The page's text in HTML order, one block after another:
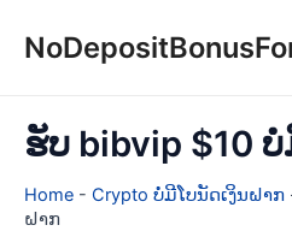
ຮັບ bibvip $10
Home - Crypto ບໍ່ມີໂບນັດເງິນຝາກ
ຝາກ